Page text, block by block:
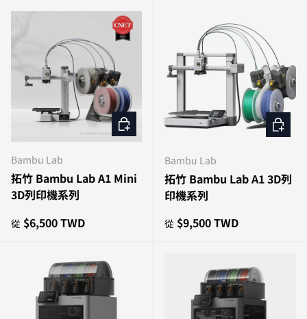
Bambu Lab
拓竹 Bambu Lab A1 Mini
3D列印機系列
原價
從 $6,500 TWD
選擇選項
Bambu Lab
拓竹 Bambu Lab A1 3D列
印機系列
原價
從 $9,500 TWD
選擇選項